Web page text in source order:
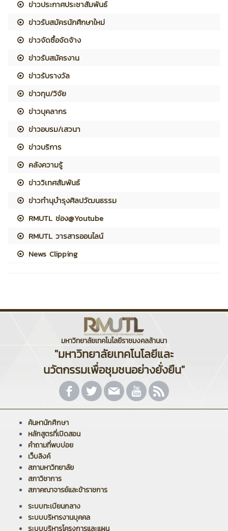
ข่าวประกาศประชาสัมพันธ์
ข่าวรับสมัครนักศึกษาใหม่
ข่าวจัดซื้อจัดจ้าง
ข่าวรับสมัครงาน
ข่าวรับรางวัล
ข่าวทุน/วิจัย
ข่าวบุคลากร
ข่าวอบรม/เสวนา
ข่าวบริการ
คลังความรู้
ข่าววิเทศสัมพันธ์
ข่าวทำนุบำรุงศิลปวัฒนธรรม
RMUTL ช่อง@Youtube
RMUTL วารสารออนไลน์
News Clipping
มหาวิทยาลัยเทคโนโลยีราชมงคลล้านนา
"มหาวิทยาลัยเทคโนโลยีและ
นวัตกรรมเพื่อชุมชนอย่างยั่งยืน"
ค้นหานักศึกษา
หลักสูตรที่เปิดสอน
คำถามที่พบบ่อย
เว็บลิงค์
สภามหาวิทยาลัย
สภาวิชาการ
สภาคณาจารย์และข้าราชการ
ระบบทะเบียนกลาง
ระบบบริหารงานบุคคล